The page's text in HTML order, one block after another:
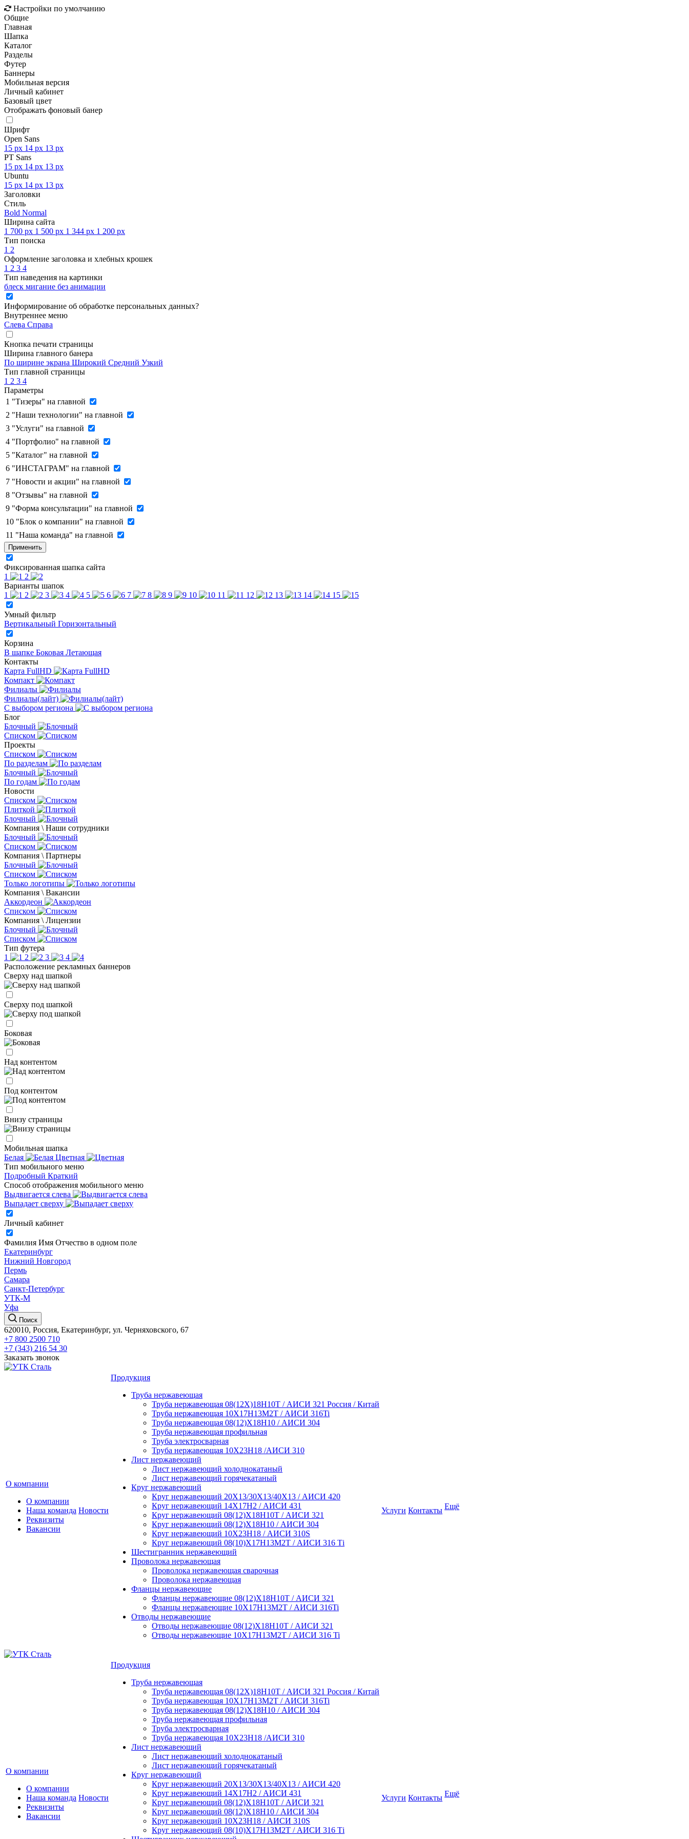
Настройки по умолчанию
Общие
Главная
Шапка
Каталог
Разделы
Футер
Баннеры
Мобильная версия
Личный кабинет
Базовый цвет
Отображать фоновый банер
Шрифт
Open Sans
15 px 14 px 13 px
PT Sans
15 px 14 px 13 px
Ubuntu
15 px 14 px 13 px
Заголовки
Стиль
Bold Normal
Ширина сайта
1 700 px 1 500 px 1 344 px 1 200 px
Тип поиска
1 2
Оформление заголовка и хлебных крошек
1 2 3 4
Тип наведения на картинки
блеск мигание без анимации
Информирование об обработке персональных данных?
Внутреннее меню
Слева Справа
Кнопка печати страницы
Ширина главного банера
По ширине экрана Широкий Средний Узкий
Тип главной страницы
1 2 3 4
Параметры
1 "Тизеры" на главной
2 "Наши технологии" на главной
3 "Услуги" на главной
4 "Портфолио" на главной
5 "Каталог" на главной
6 "ИНСТАГРАМ" на главной
7 "Новости и акции" на главной
8 "Отзывы" на главной
9 "Форма консультации" на главной
10 "Блок о компании" на главной
11 "Наша команда" на главной
Применить
Фиксированная шапка сайта
1
2
Варианты шапок
1
2 3 4 5 6 7 8 9 10 11 12 13 14 15
Умный фильтр
Вертикальный Горизонтальный
Корзина
В шапке Боковая Летающая
Контакты
Карта FullHD
Компакт
Филиалы
Филиалы(лайт)
С выбором региона
Блог
Блочный
Списком
Проекты
Списком
По разделам
Блочный
По годам
Новости
Списком
Плиткой
Блочный
Компания \ Наши сотрудники
Блочный
Списком
Компания \ Партнеры
Блочный
Списком
Только логотипы
Компания \ Вакансии
Аккордеон
Списком
Компания \ Лицензии
Блочный
Списком
Тип футера
1
2 3
4
Расположение рекламных баннеров
Сверху над шапкой
Сверху под шапкой
Боковая
Над контентом
Под контентом
Внизу страницы
Мобильная шапка
Белая
Цветная
Тип мобильного меню
Подробный Краткий
Способ отображения мобильного меню
Выдвигается слева
Выпадает сверху
Личный кабинет
Фамилия Имя Отчество в одном поле
Екатеринбург
Нижний Новгород
Пермь
Самара
Санкт-Петербург
УТК-М
Уфа
Поиск
620010, Россия, Екатеринбург, ул. Черняховского, 67
+7 800 2500 710
+7 (343) 216 54 30
Заказать звонок
О компании
О компании
Наша команда
Реквизиты
Вакансии
Новости
Продукция
Труба нержавеющая
Труба нержавеющая 08(12Х)18Н10Т / АИСИ 321 Россия / Китай
Труба нержавеющая 10Х17Н13М2Т / АИСИ 316Ti
Труба нержавеющая 08(12)Х18Н10 / АИСИ 304
Труба нержавеющая профильная
Труба электросварная
Труба нержавеющая 10Х23Н18 /АИСИ 310
Лист нержавеющий
Лист нержавеющий холоднокатаный
Лист нержавеющий горячекатаный
Круг нержавеющий
Круг нержавеющий 20Х13/30Х13/40Х13 / АИСИ 420
Круг нержавеющий 14Х17Н2 / АИСИ 431
Круг нержавеющий 08(12)Х18Н10Т / АИСИ 321
Круг нержавеющий 08(12)Х18Н10 / АИСИ 304
Круг нержавеющий 10Х23Н18 / АИСИ 310S
Круг нержавеющий 08(10)Х17Н13М2Т / АИСИ 316 Тi
Шестигранник нержавеющий
Проволока нержавеющая
Проволока нержавеющая сварочная
Проволока нержавеющая
Фланцы нержавеющие
Фланцы нержавеющие 08(12)Х18Н10Т / АИСИ 321
Фланцы нержавеющие 10Х17Н13М2Т / АИСИ 316Ti
Отводы нержавеющие
Отводы нержавеющие 08(12)Х18Н10Т / АИСИ 321
Отводы нержавеющие 10Х17Н13М2Т / АИСИ 316 Ti
Услуги Контакты Ещё
О компании
О компании
Наша команда
Реквизиты
Вакансии
Новости
Продукция
Труба нержавеющая
Труба нержавеющая 08(12Х)18Н10Т / АИСИ 321 Россия / Китай
Труба нержавеющая 10Х17Н13М2Т / АИСИ 316Ti
Труба нержавеющая 08(12)Х18Н10 / АИСИ 304
Труба нержавеющая профильная
Труба электросварная
Труба нержавеющая 10Х23Н18 /АИСИ 310
Лист нержавеющий
Лист нержавеющий холоднокатаный
Лист нержавеющий горячекатаный
Круг нержавеющий
Круг нержавеющий 20Х13/30Х13/40Х13 / АИСИ 420
Круг нержавеющий 14Х17Н2 / АИСИ 431
Круг нержавеющий 08(12)Х18Н10Т / АИСИ 321
Круг нержавеющий 08(12)Х18Н10 / АИСИ 304
Круг нержавеющий 10Х23Н18 / АИСИ 310S
Круг нержавеющий 08(10)Х17Н13М2Т / АИСИ 316 Тi
Услуги Контакты Ещё